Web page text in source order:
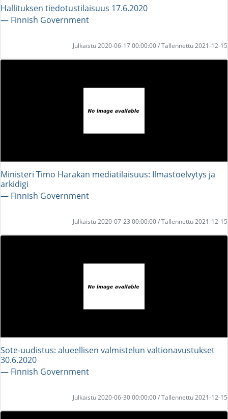
Hallituksen tiedotustilaisuus 17.6.2020
― Finnish Government
Julkaistu 2020-06-17 00:00:00 / Tallennettu 2021-12-15
Ministeri Timo Harakan mediatilaisuus: Ilmastoelvytys ja
arkidigi
― Finnish Government
Julkaistu 2020-07-23 00:00:00 / Tallennettu 2021-12-15
Sote-uudistus: alueellisen valmistelun valtionavustukset
30.6.2020
― Finnish Government
Julkaistu 2020-06-30 00:00:00 / Tallennettu 2021-12-15